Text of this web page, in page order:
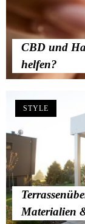
CBD und
helfen?
Materialien
STYLE